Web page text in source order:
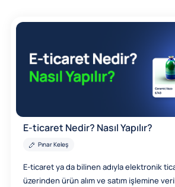
E-ticaret Nedir? Nasıl Yapılır?
Pınar Keleş
E-ticaret ya da bilinen adıyla elektronik
üzerinden ürün alım ve satım işlemine